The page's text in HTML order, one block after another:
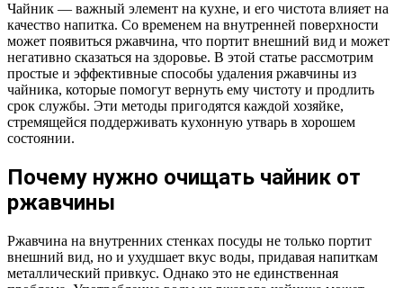
Чайник — важный элемент на кухне, и его чистота влияет на
качество напитка. Со временем на внутренней поверхности
может появиться ржавчина, что портит внешний вид и может
негативно сказаться на здоровье. В этой статье рассмотрим
простые и эффективные способы удаления ржавчины из
чайника, которые помогут вернуть ему чистоту и продлить
срок службы. Эти методы пригодятся каждой хозяйке,
стремящейся поддерживать кухонную утварь в хорошем
состоянии.
Почему нужно очищать чайник от
ржавчины
Ржавчина на внутренних стенках посуды не только портит
внешний вид, но и ухудшает вкус воды, придавая напиткам
металлический привкус. Однако это не единственная